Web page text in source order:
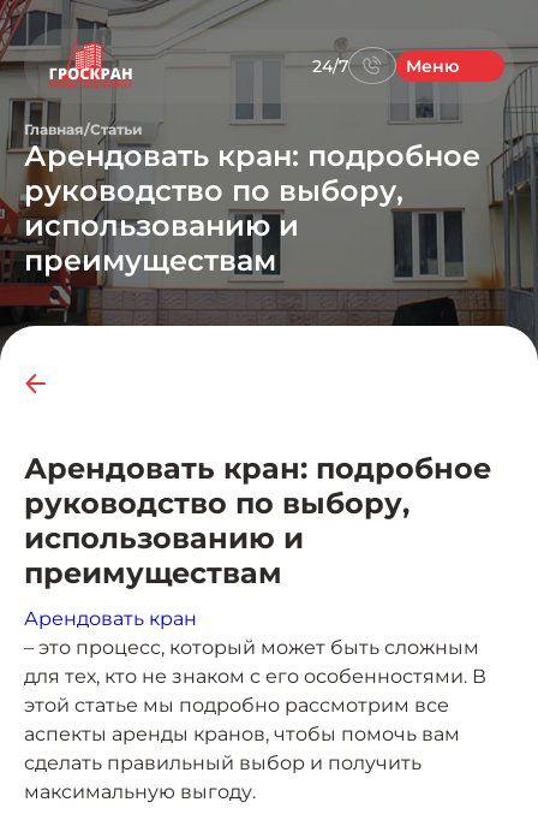
24/7 Меню
Главная/Статьи
Арендовать кран: подробное
руководство по выбору,
использованию и
преимуществам
Арендовать кран: подробное
руководство по выбору,
использованию и
преимуществам
Арендовать кран
– это процесс, который может быть сложным
для тех, кто не знаком с его особенностями. В
этой статье мы подробно рассмотрим все
аспекты аренды кранов, чтобы помочь вам
сделать правильный выбор и получить
максимальную выгоду.